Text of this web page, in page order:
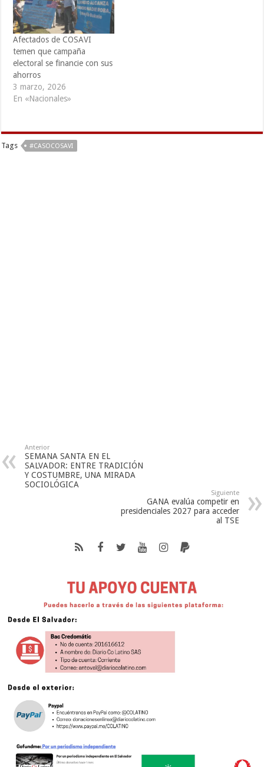
Afectados de COSAVI
temen que campaña
electoral se financie con sus
ahorros
3 marzo, 2026
En «Nacionales»
Tags #CASOCOSAVI
Anterior
SEMANA SANTA EN EL
SALVADOR: ENTRE TRADICIÓN
Y COSTUMBRE, UNA MIRADA
SOCIOLÓGICA
Siguiente
GANA evalúa competir en
presidenciales 2027 para acceder
al TSE